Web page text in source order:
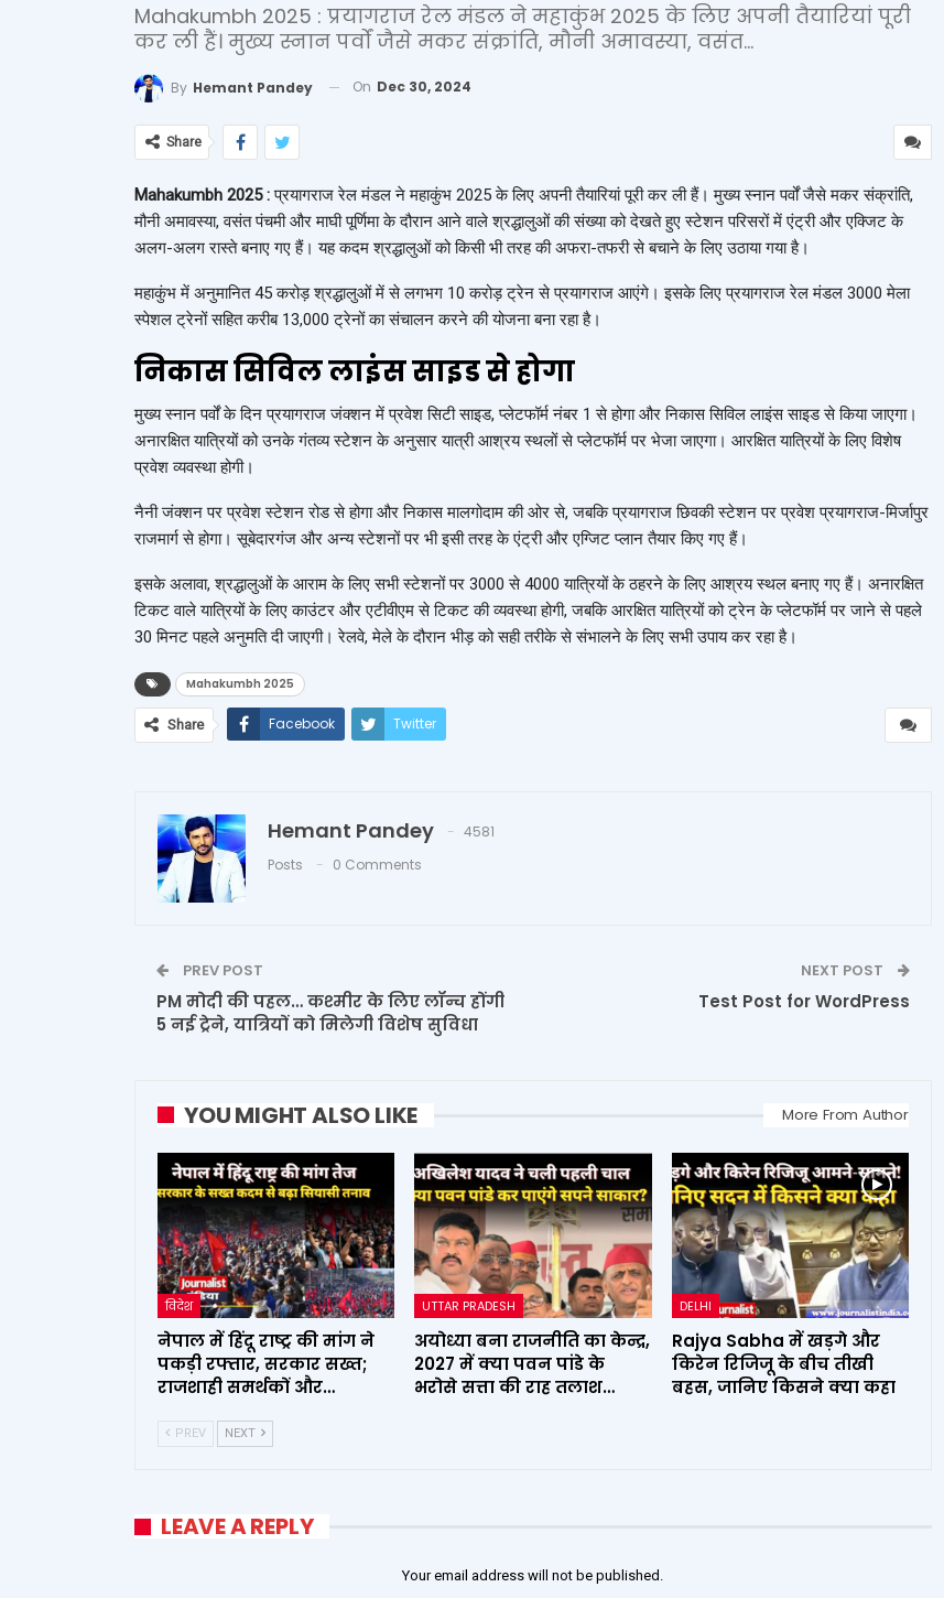
Mahakumbh 2025 : प्रयागराज रेल मंडल ने महाकुंभ 2025 के लिए अपनी तैयारियां पूरी
कर ली हैं। मुख्य स्नान पर्वों जैसे मकर संक्रांति, मौनी अमावस्या, वसंत...
By Hemant Pandey On Dec 30, 2024
Share
Mahakumbh 2025 :प्रयागराज रेल मंडल ने महाकुंभ 2025 के लिए अपनी तैयारियां पूरी कर ली हैं। मुख्य स्नान पर्वों जैसे मकर संक्रांति,
मौनी अमावस्या, वसंत पंचमी और माघी पूर्णिमा के दौरान आने वाले श्रद्धालुओं की संख्या को देखते हुए स्टेशन परिसरों में एंट्री और एक्जिट के
अलग-अलग रास्ते बनाए गए हैं। यह कदम श्रद्धालुओं को किसी भी तरह की अफरा-तफरी से बचाने के लिए उठाया गया है।
महाकुंभ में अनुमानित 45 करोड़ श्रद्धालुओं में से लगभग 10 करोड़ ट्रेन से प्रयागराज आएंगे। इसके लिए प्रयागराज रेल मंडल 3000 मेला
स्पेशल ट्रेनों सहित करीब 13,000 ट्रेनों का संचालन करने की योजना बना रहा है।
निकास सिविल लाइंस साइड से होगा
मुख्य स्नान पर्वों के दिन प्रयागराज जंक्शन में प्रवेश सिटी साइड, प्लेटफॉर्म नंबर 1 से होगा और निकास सिविल लाइंस साइड से किया जाएगा।
अनारक्षित यात्रियों को उनके गंतव्य स्टेशन के अनुसार यात्री आश्रय स्थलों से प्लेटफॉर्म पर भेजा जाएगा। आरक्षित यात्रियों के लिए विशेष
प्रवेश व्यवस्था होगी।
नैनी जंक्शन पर प्रवेश स्टेशन रोड से होगा और निकास मालगोदाम की ओर से, जबकि प्रयागराज छिवकी स्टेशन पर प्रवेश प्रयागराज-मिर्जापुर
राजमार्ग से होगा। सूबेदारगंज और अन्य स्टेशनों पर भी इसी तरह के एंट्री और एग्जिट प्लान तैयार किए गए हैं।
इसके अलावा, श्रद्धालुओं के आराम के लिए सभी स्टेशनों पर 3000 से 4000 यात्रियों के ठहरने के लिए आश्रय स्थल बनाए गए हैं। अनारक्षित
टिकट वाले यात्रियों के लिए काउंटर और एटीवीएम से टिकट की व्यवस्था होगी, जबकि आरक्षित यात्रियों को ट्रेन के प्लेटफॉर्म पर जाने से पहले
30 मिनट पहले अनुमति दी जाएगी। रेलवे, मेले के दौरान भीड़ को सही तरीके से संभालने के लिए सभी उपाय कर रहा है।
Mahakumbh 2025
Share Facebook Twitter
Hemant Pandey
4581
Posts
0 Comments
PREV POST
PM मोदी की पहल… कश्मीर के लिए लॉन्च होंगी
5 नई ट्रेने, यात्रियों को मिलेगी विशेष सुविधा
NEXT POST
Test Post for WordPress
YOU MIGHT ALSO LIKE More From Author
विदेश
नेपाल में हिंदू राष्ट्र की मांग ने
पकड़ी रफ्तार, सरकार सख्त;
राजशाही समर्थकों और…
UTTAR PRADESH
अयोध्या बना राजनीति का केन्द्र,
2027 में क्या पवन पांडे के
भरोसे सत्ता की राह तलाश…
DELHI
Rajya Sabha में खड़गे और
किरेन रिजिजू के बीच तीखी
बहस, जानिए किसने क्या कहा
PREV NEXT
LEAVE A REPLY
Your email address will not be published.